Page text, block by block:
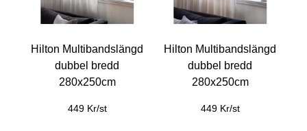
Hilton Multibandslängd
dubbel bredd
280x250cm
449 Kr/st
Hilton Multibandslängd
dubbel bredd
280x250cm
449 Kr/st